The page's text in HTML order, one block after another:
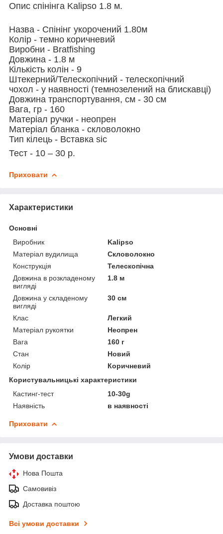
Опис спінінга Kalipso 1.8 м.
Назва - Спінінг укорочений 1.80м
Колір - темно коричневий
Виробни - Bratfishing
Довжина - 1.8 м
Кількість колін - 9
Штекерний/Телескопічний - телескопічний
чохол - у наявності (темнозелений на блискавці)
Довжина транспортування, см - 30 см
Вага, гр - 160
Матеріал ручки - неопрен
Матеріал бланка - скловолокно
Тип кілець - Вставка sic
Тест - 10 – 30 р.
Приховати
Характеристики
Основні
Виробник
Kalipso
Матеріал вудилища
Скловолокно
Конструкція
Телескопічна
Довжина в розкладеному
вигляді
1.8 м
Довжина у складеному
вигляді
30 см
Клас
Легкий
Матеріал рукоятки
Неопрен
Вага
160 г
Стан
Новий
Колір
Коричневий
Користувальницькі характеристики
Кастинг-тест
10-30g
Наявність
в наявності
Приховати
Умови доставки
Нова Пошта
Самовивіз
Доставка поштою
Всі умови доставки